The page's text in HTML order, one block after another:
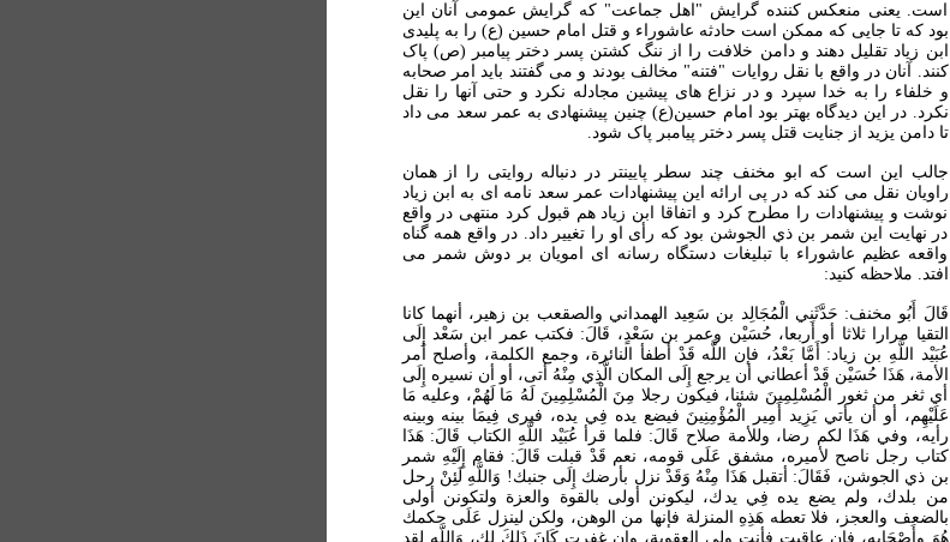
است. يعنی منعکس کننده گرايش "اهل جماعت" که گرايش عمومی آنان اين
بود که تا جایی که ممکن است حادثه عاشوراء و قتل امام حسين (ع) را به پليدی
ابن زياد تقليل دهند و دامن خلافت را از ننگ کشتن پسر دختر پيامبر (ص) پاک
کنند. آنان در واقع با نقل روايات "فتنه" مخالف بودند و می گفتند بايد امر صحابه
و خلفاء را به خدا سپرد و در نزاع های پيشين مجادله نکرد و حتی آنها را نقل
نکرد. در اين ديدگاه بهتر بود امام حسين(ع) چنين پيشنهادی به عمر سعد می داد
تا دامن يزيد از جنايت قتل پسر دختر پيامبر پاک شود.
جالب اين است که ابو مخنف چند سطر پايينتر در دنباله روايتی را از همان
راويان نقل می کند که در پی ارائه اين پيشنهادات عمر سعد نامه ای به ابن زياد
نوشت و پيشنهادات را مطرح کرد و اتفاقا ابن زياد هم قبول کرد منتهی در واقع
در نهايت اين شمر بن ذي الجوشن بود که رأی او را تغيير داد. در واقع همه گناه
واقعه عظيم عاشوراء با تبليغات دستگاه رسانه ای امويان بر دوش شمر می
افتد. ملاحظه کنيد:
قَالَ أَبُو مخنف: حَدَّثَنِي الْمُجَالِد بن سَعِيد الهمداني والصقعب بن زهير، أنهما كانا
التقيا مرارا ثلاثا أو أربعا، حُسَيْن وعمر بن سَعْدٍ، قَالَ: فكتب عمر ابن سَعْد إِلَى
عُبَيْد اللَّهِ بن زياد: أَمَّا بَعْدُ، فإن اللَّه قَدْ أطفأ النائرة، وجمع الكلمة، وأصلح أمر
الأمة، هَذَا حُسَيْن قَدْ أعطاني أن يرجع إِلَى المكان الَّذِي مِنْهُ أتى، أو أن نسيره إِلَى
أي ثغر من ثغور الْمُسْلِمِينَ شئنا، فيكون رجلا مِنَ الْمُسْلِمِينَ لَهُ مَا لَهُمْ، وعليه مَا
عَلَيْهِم، أو أن يأتي يَزِيد أَمِير الْمُؤْمِنِينَ فيضع يده فِي يده، فيرى فِيمَا بينه وبينه
رأيه، وفي هَذَا لكم رضا، وللأمة صلاح قَالَ: فلما قرأ عُبَيْد اللَّهِ الكتاب قَالَ: هَذَا
كتاب رجل ناصح لأميره، مشفق عَلَى قومه، نعم قَدْ قبلت قَالَ: فقام إِلَيْهِ شمر
بن ذي الجوشن، فَقَالَ: أتقبل هَذَا مِنْهُ وَقَدْ نزل بأرضك إِلَى جنبك! وَاللَّهِ لَئِنْ رحل
من بلدك، ولم يضع يده فِي يدك، ليكونن أولى بالقوة والعزة ولتكونن أولى
بالضعف والعجز، فلا تعطه هَذِهِ المنزلة فإنها من الوهن، ولكن لينزل عَلَى حكمك
هُوَ وأَصْحَابه، فإن عاقبت فأنت ولي العقوبة، وإن غفرت كَانَ ذَلِكَ لك، وَاللَّهِ لقد